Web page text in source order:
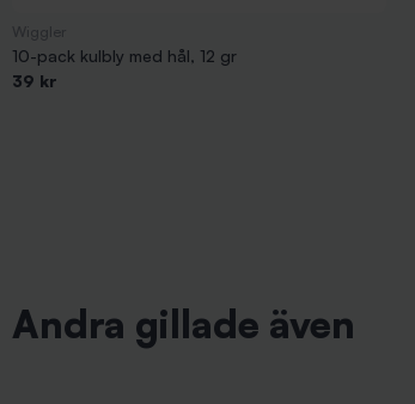
10-pack kulbly med hål, 12 gr
39 kr
Andra gillade även